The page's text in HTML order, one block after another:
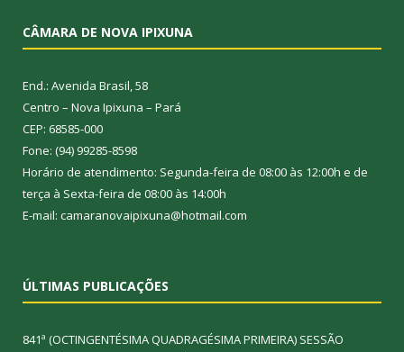
CÂMARA DE NOVA IPIXUNA
End.: Avenida Brasil, 58
Centro – Nova Ipixuna – Pará
CEP: 68585-000
Fone: (94) 99285-8598
Horário de atendimento: Segunda-feira de 08:00 às 12:00h e de
terça à Sexta-feira de 08:00 às 14:00h
E-mail: camaranovaipixuna@hotmail.com
ÚLTIMAS PUBLICAÇÕES
841ª (OCTINGENTÉSIMA QUADRAGÉSIMA PRIMEIRA) SESSÃO